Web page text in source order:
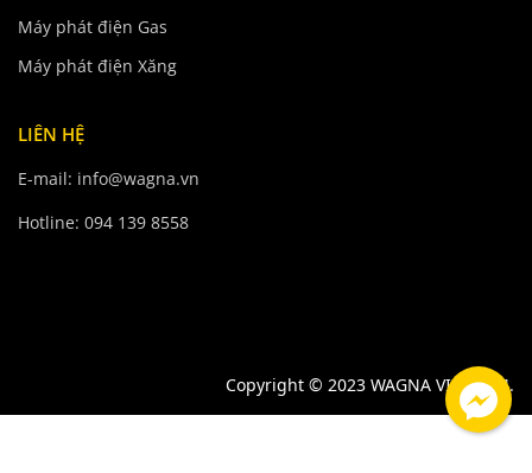
Máy phát điện Gas
Máy phát điện Xăng
LIÊN HỆ
E-mail: info@wagna.vn
Hotline: 094 139 8558
Copyright © 2023 WAGNA VIETNAM.